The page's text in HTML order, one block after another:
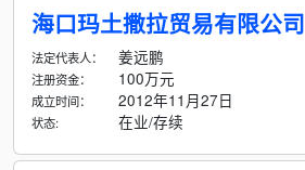
海口玛土撒拉贸易有限公司
法定代表人： 姜远鹏
注册资金： 100万元
成立时间： 2012年11月27日
状态: 在业/存续